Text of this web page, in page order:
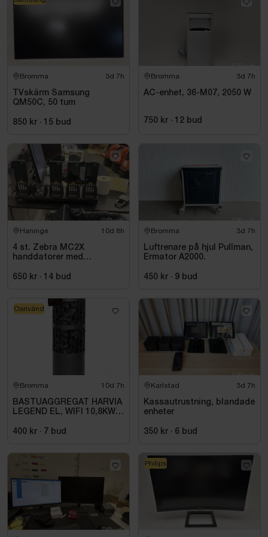
Bromma 3d 7h
TVskärm Samsung
QM50C, 50 tum
850 kr · 15 bud
Bromma 3d 7h
AC-enhet, 36-M07, 2050 W
750 kr · 12 bud
Haninge 10d 8h
4 st. Zebra MC2X
handdatorer med
650 kr · 14 bud
Bromma 3d 7h
Luftrenare på hjul Pullman,
Ermator A2000.
450 kr · 9 bud
Bromma 10d 7h
BASTUAGGREGAT HARVIA
LEGEND EL, WIFI 10,8KW
400 kr · 7 bud
Oanvänd
Karlstad 3d 7h
Kassautrustning, blandade
enheter
350 kr · 6 bud
Philips